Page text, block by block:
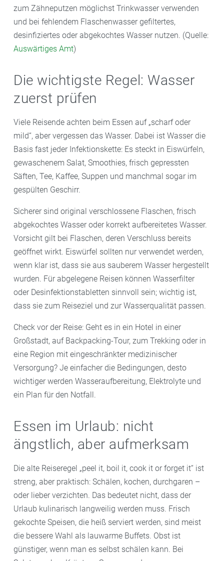
zum Zähneputzen möglichst Trinkwasser verwenden
und bei fehlendem Flaschenwasser gefiltertes,
desinfiziertes oder abgekochtes Wasser nutzen. (Quelle:
Auswärtiges Amt)
Die wichtigste Regel: Wasser
zuerst prüfen
Viele Reisende achten beim Essen auf „scharf oder
mild“, aber vergessen das Wasser. Dabei ist Wasser die
Basis fast jeder Infektionskette: Es steckt in Eiswürfeln,
gewaschenem Salat, Smoothies, frisch gepressten
Säften, Tee, Kaffee, Suppen und manchmal sogar im
gespülten Geschirr.
Sicherer sind original verschlossene Flaschen, frisch
abgekochtes Wasser oder korrekt aufbereitetes Wasser.
Vorsicht gilt bei Flaschen, deren Verschluss bereits
geöffnet wirkt. Eiswürfel sollten nur verwendet werden,
wenn klar ist, dass sie aus sauberem Wasser hergestellt
wurden. Für abgelegene Reisen können Wasserfilter
oder Desinfektionstabletten sinnvoll sein; wichtig ist,
dass sie zum Reiseziel und zur Wasserqualität passen.
Check vor der Reise: Geht es in ein Hotel in einer
Großstadt, auf Backpacking-Tour, zum Trekking oder in
eine Region mit eingeschränkter medizinischer
Versorgung? Je einfacher die Bedingungen, desto
wichtiger werden Wasseraufbereitung, Elektrolyte und
ein Plan für den Notfall.
Essen im Urlaub: nicht
ängstlich, aber aufmerksam
Die alte Reiseregel „peel it, boil it, cook it or forget it“ ist
streng, aber praktisch: Schälen, kochen, durchgaren –
oder lieber verzichten. Das bedeutet nicht, dass der
Urlaub kulinarisch langweilig werden muss. Frisch
gekochte Speisen, die heiß serviert werden, sind meist
die bessere Wahl als lauwarme Buffets. Obst ist
günstiger, wenn man es selbst schälen kann. Bei